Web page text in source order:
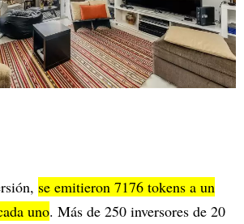
se emitieron 7176 tokens a un
uno. Más de 250 inversores de 20